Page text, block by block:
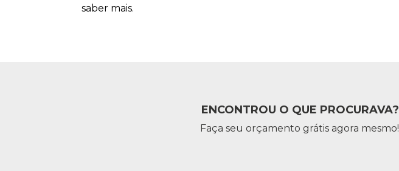
saber mais.
ENCONTROU O QUE PROCURAVA?
Faça seu orçamento grátis agora mesmo!